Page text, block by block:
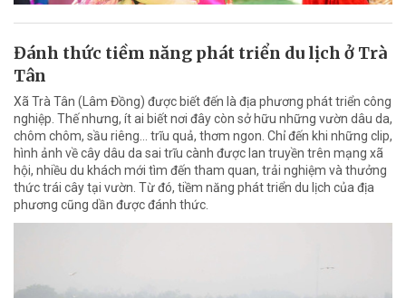
Đánh thức tiềm năng phát triển du lịch ở Trà
Tân
Xã Trà Tân (Lâm Đồng) được biết đến là địa phương phát triển công
nghiệp. Thế nhưng, ít ai biết nơi đây còn sở hữu những vườn dâu da,
chôm chôm, sầu riêng… trĩu quả, thơm ngon. Chỉ đến khi những clip,
hình ảnh về cây dâu da sai trĩu cành được lan truyền trên mạng xã
hội, nhiều du khách mới tìm đến tham quan, trải nghiệm và thưởng
thức trái cây tại vườn. Từ đó, tiềm năng phát triển du lịch của địa
phương cũng dần được đánh thức.